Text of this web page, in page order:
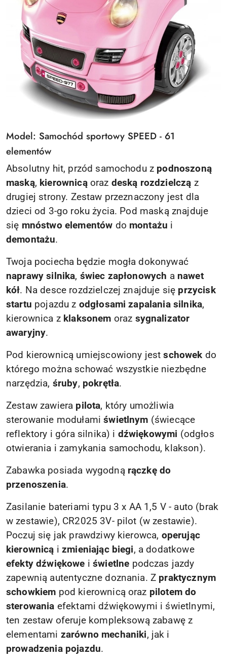
Model: Samochód sportowy SPEED - 61
elementów
Absolutny hit, przód samochodu z podnoszoną
maską, kierownicą oraz deską rozdzielczą z
drugiej strony. Zestaw przeznaczony jest dla
dzieci od 3-go roku życia. Pod maską znajduje
się mnóstwo elementów do montażu i
demontażu.
Twoja pociecha będzie mogła dokonywać
naprawy silnika, świec zapłonowych a nawet
kół. Na desce rozdzielczej znajduje się przycisk
startu pojazdu z odgłosami zapalania silnika,
kierownica z klaksonem oraz sygnalizator
awaryjny.
Pod kierownicą umiejscowiony jestschowek do
którego można schować wszystkie niezbędne
narzędzia, śruby, pokrętła.
Zestaw zawiera pilota, który umożliwia
sterowanie modułamiświetlnym (świecące
reflektory i góra silnika) i dźwiękowymi (odgłos
otwierania i zamykania samochodu, klakson).
Zabawka posiada wygodną rączkę do
przenoszenia.
Zasilanie bateriami typu 3 x AA 1,5 V - auto (brak
w zestawie), CR2025 3V- pilot (w zestawie).
Poczuj się jak prawdziwy kierowca, operując
kierownicą izmieniając biegi, a dodatkowe
efekty dźwiękowe iświetlne podczas jazdy
zapewnią autentyczne doznania. Z praktycznym
schowkiem pod kierownicą oraz pilotem do
sterowania efektami dźwiękowymi i świetlnymi,
ten zestaw oferuje kompleksową zabawę z
elementami zarówno mechaniki, jak i
prowadzenia pojazdu.